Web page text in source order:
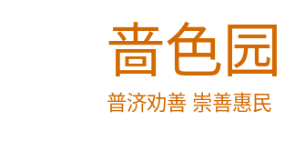
啬色园
普济劝善 崇善惠民